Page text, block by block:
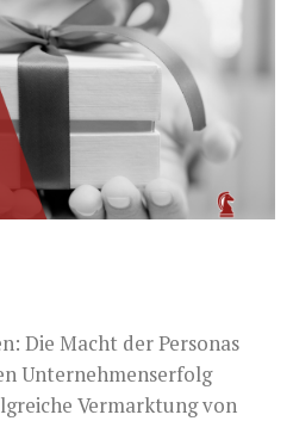
Die Macht der Personas
Unternehmenserfolg
Vermarktung von